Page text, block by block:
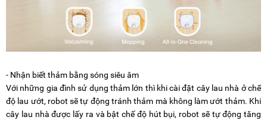
- Nhận biết thảm bằng sóng siêu âm
Với những gia đình sử dụng thảm lớn thì khi cài đặt cây lau nhà ở chế
độ lau ướt, robot sẽ tự động tránh thảm mà không làm ướt thảm. Khi
cây lau nhà được lấy ra và bật chế độ hút bụi, robot sẽ tự động tăng